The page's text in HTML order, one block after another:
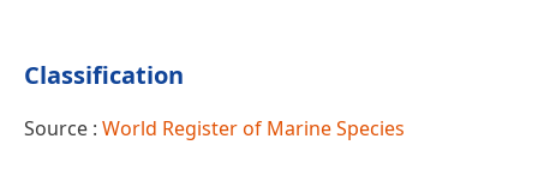
Classification
Source : World Register of Marine Species